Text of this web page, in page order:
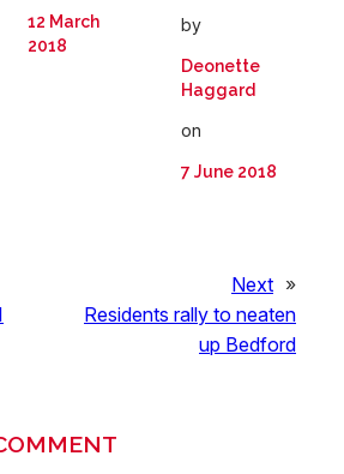
12 March
2018
by
Deonette
Haggard
on
7 June 2018
Next »
Residents rally to neaten
up Bedford